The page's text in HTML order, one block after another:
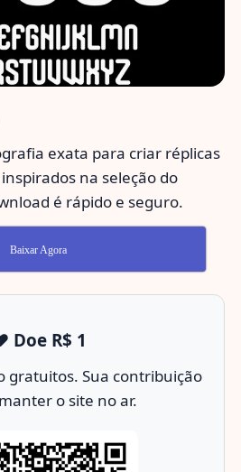
exata para criar réplicas
na seleção do
é rápido e seguro.
Baixar Agora
Doe R$ 1
gratuitos. Sua contribuição
o site no ar.